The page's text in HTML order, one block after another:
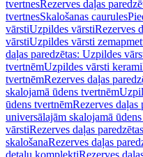
tvertnesRezerves daļas
tvertnesSkalošanas caurules
vārstiUzpildes vārstiRezerves
vārstiUzpildes vārsti
daļas paredzētas: Uzpildes
tvertnēmUzpildes vārsti
tvertnēmRezerves daļas
skalojamā ūdens tvertnēm
ūdens tvertnēmRezerves daļas
universālajām skalojamā
vārstiRezerves daļas
skalošanaRezerves daļas
detaļu komplektiRezerves